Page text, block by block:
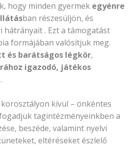
hogy minden gyermek egyénre
ban részesüljön, és
hátrányait . Ezt a támogatást
formájában valósítjuk meg.
és barátságos légkör,
igazodó, játékos
kívül – önkéntes
tagintézményeinkben a
beszéde, valamint nyelvi
eltéréseket észlelő